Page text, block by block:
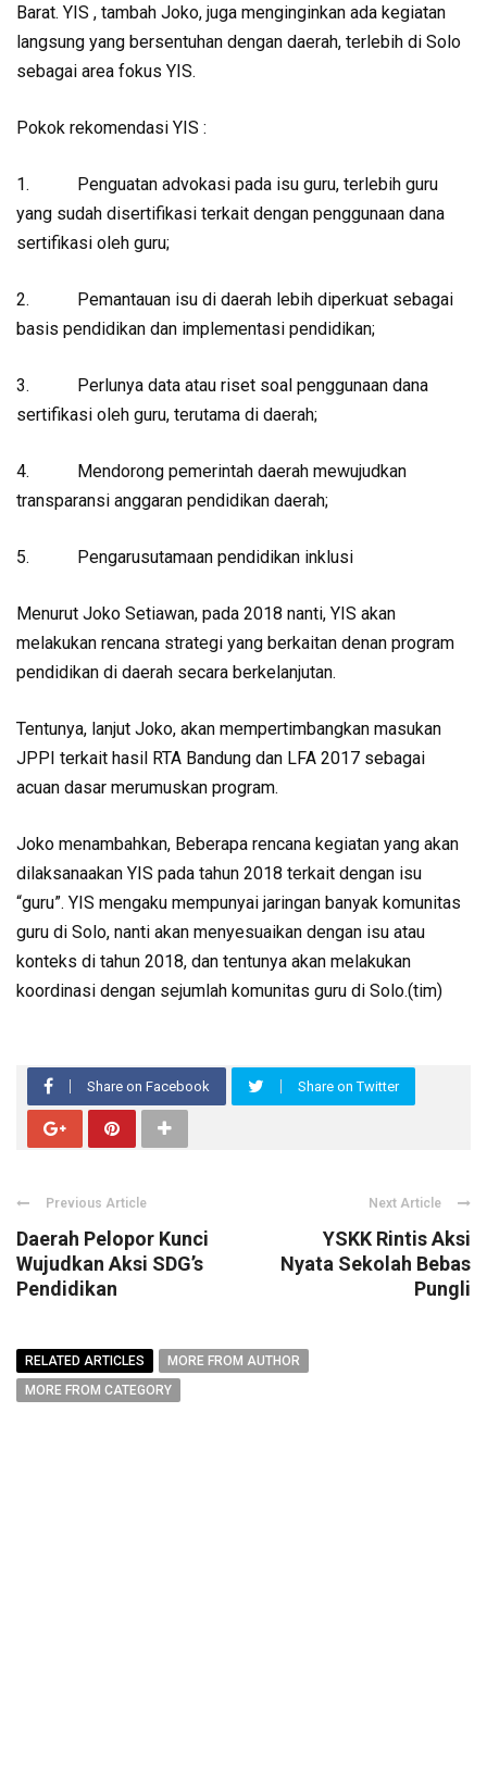
Barat. YIS , tambah Joko, juga menginginkan ada kegiatan
langsung yang bersentuhan dengan daerah, terlebih di Solo
sebagai area fokus YIS.
Pokok rekomendasi YIS :
1. Penguatan advokasi pada isu guru, terlebih guru
yang sudah disertifikasi terkait dengan penggunaan dana
sertifikasi oleh guru;
2. Pemantauan isu di daerah lebih diperkuat sebagai
basis pendidikan dan implementasi pendidikan;
3. Perlunya data atau riset soal penggunaan dana
sertifikasi oleh guru, terutama di daerah;
4. Mendorong pemerintah daerah mewujudkan
transparansi anggaran pendidikan daerah;
5. Pengarusutamaan pendidikan inklusi
Menurut Joko Setiawan, pada 2018 nanti, YIS akan
melakukan rencana strategi yang berkaitan denan program
pendidikan di daerah secara berkelanjutan.
Tentunya, lanjut Joko, akan mempertimbangkan masukan
JPPI terkait hasil RTA Bandung dan LFA 2017 sebagai
acuan dasar merumuskan program.
Joko menambahkan, Beberapa rencana kegiatan yang akan
dilaksanaakan YIS pada tahun 2018 terkait dengan isu
“guru”. YIS mengaku mempunyai jaringan banyak komunitas
guru di Solo, nanti akan menyesuaikan dengan isu atau
konteks di tahun 2018, dan tentunya akan melakukan
koordinasi dengan sejumlah komunitas guru di Solo.(tim)
Share on Facebook Share on Twitter
Previous Article
Daerah Pelopor Kunci
Wujudkan Aksi SDG’s
Pendidikan
Next Article
YSKK Rintis Aksi
Nyata Sekolah Bebas
Pungli
RELATED ARTICLES
MORE FROM AUTHOR
MORE FROM CATEGORY